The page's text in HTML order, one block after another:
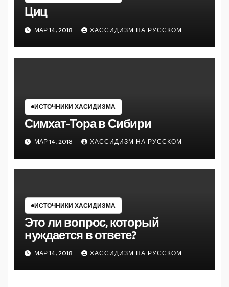
Циц
МАР 14, 2018 ХАССИДИЗМ НА РУССКОМ
ИСТОЧНИКИ ХАСИДИЗМА
Симхат-Тора в Сибири
МАР 14, 2018 ХАССИДИЗМ НА РУССКОМ
ИСТОЧНИКИ ХАСИДИЗМА
Это ли вопрос, который
нуждается в ответе?
МАР 14, 2018 ХАССИДИЗМ НА РУССКОМ